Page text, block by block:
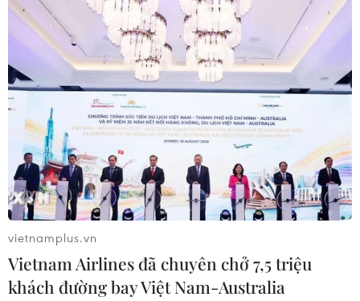
vietnamplus.vn
Vietnam Airlines đã chuyên chở 7,5 triệu
khách đường bay Việt Nam-Australia